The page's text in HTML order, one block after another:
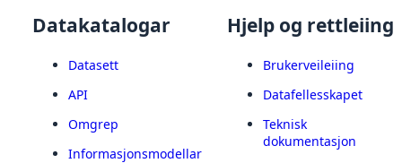
Datakatalogar
Datasett
API
Omgrep
Informasjonsmodellar
Hjelp og rettleiing
Brukerveileiing
Datafellesskapet
Teknisk
dokumentasjon